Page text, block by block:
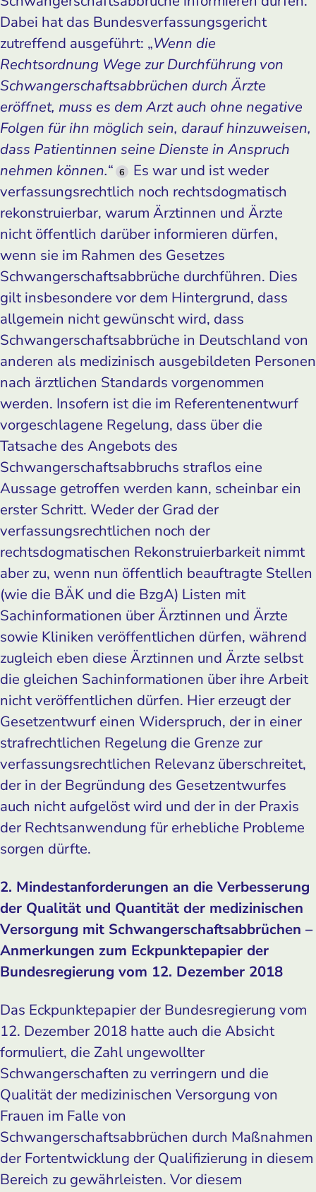
Dabei hat das Bundesverfassungsgericht
zutreffend ausgeführt: „Wenn die
Rechtsordnung Wege zur Durchführung von
Schwangerschaftsabbrüchen durch Ärzte
eröffnet, muss es dem Arzt auch ohne negative
Folgen für ihn möglich sein, darauf hinzuweisen,
dass Patientinnen seine Dienste in Anspruch
nehmen können.“ 6
Es war und ist weder
verfassungsrechtlich noch rechtsdogmatisch
rekonstruierbar, warum Ärztinnen und Ärzte
nicht öffentlich darüber informieren dürfen,
wenn sie im Rahmen des Gesetzes
Schwangerschaftsabbrüche durchführen. Dies
gilt insbesondere vor dem Hintergrund, dass
allgemein nicht gewünscht wird, dass
Schwangerschaftsabbrüche in Deutschland von
anderen als medizinisch ausgebildeten Personen
nach ärztlichen Standards vorgenommen
werden. Insofern ist die im Referentenentwurf
vorgeschlagene Regelung, dass über die
Tatsache des Angebots des
Schwangerschaftsabbruchs straflos eine
Aussage getroffen werden kann, scheinbar ein
erster Schritt. Weder der Grad der
verfassungsrechtlichen noch der
rechtsdogmatischen Rekonstruierbarkeit nimmt
aber zu, wenn nun öffentlich beauftragte Stellen
(wie die BÄK und die BzgA) Listen mit
Sachinformationen über Ärztinnen und Ärzte
sowie Kliniken veröffentlichen dürfen, während
zugleich eben diese Ärztinnen und Ärzte selbst
die gleichen Sachinformationen über ihre Arbeit
nicht veröffentlichen dürfen. Hier erzeugt der
Gesetzentwurf einen Widerspruch, der in einer
strafrechtlichen Regelung die Grenze zur
verfassungsrechtlichen Relevanz überschreitet,
der in der Begründung des Gesetzentwurfes
auch nicht aufgelöst wird und der in der Praxis
der Rechtsanwendung für erhebliche Probleme
sorgen dürfte.
2. Mindestanforderungen an die Verbesserung
der Qualität und Quantität der medizinischen
Versorgung mit Schwangerschaftsabbrüchen –
Anmerkungen zum Eckpunktepapier der
Bundesregierung vom 12. Dezember 2018
Das Eckpunktepapier der Bundesregierung vom
12. Dezember 2018 hatte auch die Absicht
formuliert, die Zahl ungewollter
Schwangerschaften zu verringern und die
Qualität der medizinischen Versorgung von
Frauen im Falle von
Schwangerschaftsabbrüchen durch Maßnahmen
der Fortentwicklung der Qualifizierung in diesem
Bereich zu gewährleisten. Vor diesem